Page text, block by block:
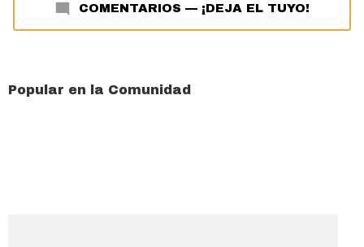
COMENTARIOS — ¡DEJA EL TUYO!
Popular en la Comunidad